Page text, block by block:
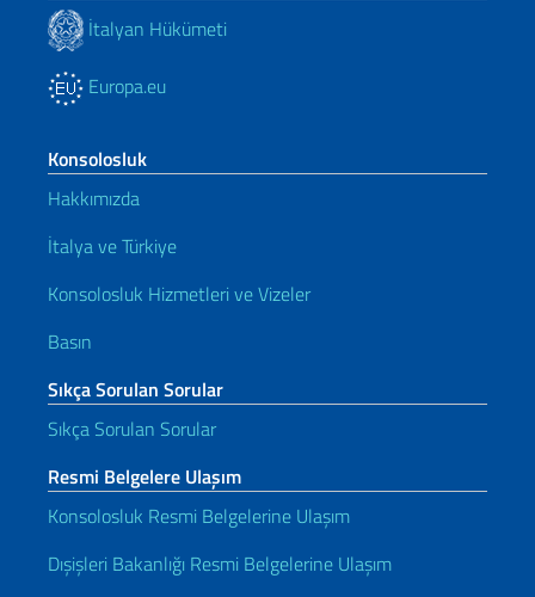
İtalyan Hükümeti
Europa.eu
Konsolosluk
Hakkımızda
İtalya ve Türkiye
Konsolosluk Hizmetleri ve Vizeler
Basın
Sıkça Sorulan Sorular
Sıkça Sorulan Sorular
Resmi Belgelere Ulaşım
Konsolosluk Resmi Belgelerine Ulaşım
Dışişleri Bakanlığı Resmi Belgelerine Ulaşım